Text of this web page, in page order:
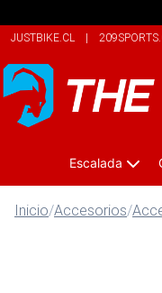
JUSTBIKE.CL |
Escalada
Inicio/Accesorios/